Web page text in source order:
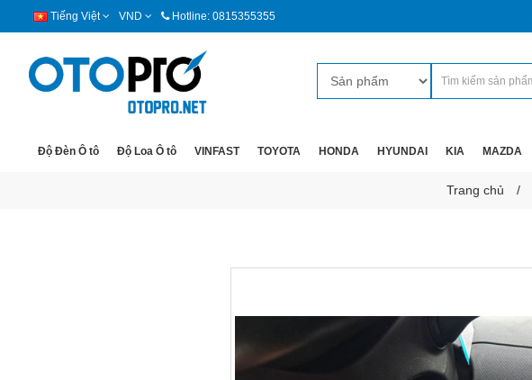
Tiếng Việt VND Hotline: 0815355355
Độ Đèn Ô tô Độ Loa Ô tô VINFAST TOYOTA HONDA HYUNDAI KIA MAZDA
Trang chủ